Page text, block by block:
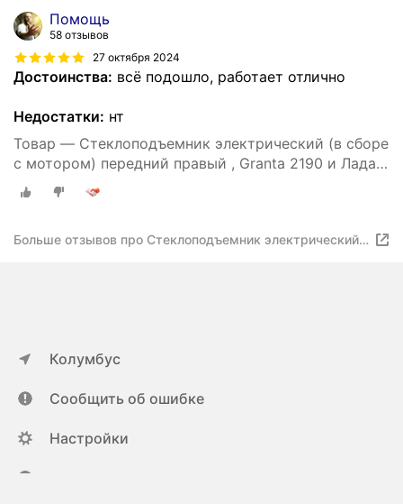
Помощь
58 отзывов
27 октября 2024
Достоинства: всё подошло, работает отлично
Недостатки: нт
Товар — Стеклоподъемник электрический (в сборе
с мотором) передний правый , Granta 2190 и Лада
Kalina 2
Больше отзывов про Стеклоподъемник электрический
Колумбус
Сообщить об ошибке
Настройки